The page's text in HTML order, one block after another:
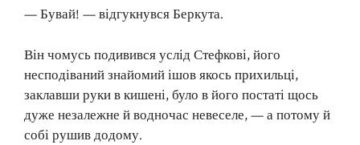
— Бувай! — відгукнувся Беркута.
Він чомусь подивився услід Стефкові, його
несподіваний знайомий ішов якось прихильці,
заклавши руки в кишені, було в його постаті щось
дуже незалежне й водночас невеселе, — а потому й
собі рушив додому.